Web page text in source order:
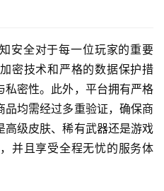
安全对于每一位玩家的重要
密技术和严格的数据保护措
密性。此外，平台拥有严格
均需经过多重验证，确保商
高级皮肤、稀有武器还是游戏
并且享受全程无忧的服务体